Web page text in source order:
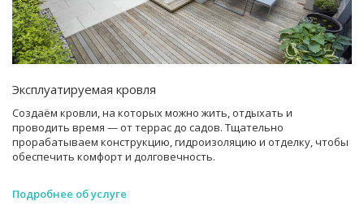
Эксплуатируемая кровля
Создаём кровли, на которых можно жить, отдыхать и
проводить время — от террас до садов. Тщательно
прорабатываем конструкцию, гидроизоляцию и отделку, чтобы
обеспечить комфорт и долговечность.
Подробнее об услуге